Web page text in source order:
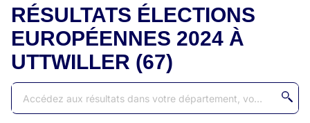
RÉSULTATS ÉLECTIONS
EUROPÉENNES 2024 À
UTTWILLER (67)